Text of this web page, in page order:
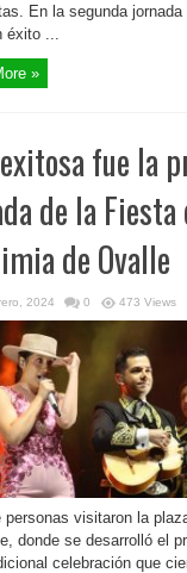
En la segunda
éxito ...
»
fue la
de la Fiesta
de Ovalle
2024 0 473 Views
personas visitaron la
donde se desarrolló el
celebración que